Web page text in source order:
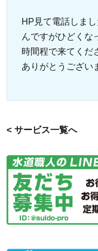
HP見て電話しま
んですがひどくな
時間程で来てくだ
ありがとうござい
< サービス一覧へ